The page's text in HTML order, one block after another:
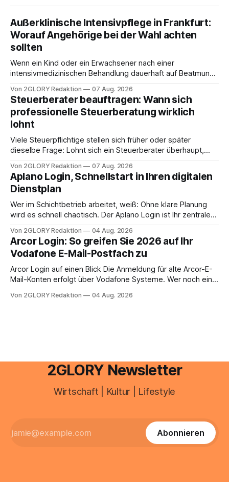
Außerklinische Intensivpflege in Frankfurt:
Worauf Angehörige bei der Wahl achten
sollten
Wenn ein Kind oder ein Erwachsener nach einer
intensivmedizinischen Behandlung dauerhaft auf Beatmung
angewiesen ist, stellt sich für Familien eine schwierige
Frage: Muss die Versorgung dauerhaft in der Klinik bleiben –
oder ist ein Leben zu Hause möglich? Die außerklinische
Intensivpflege bietet genau diese Alternative: Sie
Von 2GLORY Redaktion 07 Aug. 2026
Steuerberater beauftragen: Wann sich
professionelle Steuerberatung wirklich
lohnt
Viele Steuerpflichtige stellen sich früher oder später
dieselbe Frage: Lohnt sich ein Steuerberater überhaupt,
erledigen? Die kurze Antwort: Bei einfachen
Einkommensverhältnissen reicht häufig eine Steuersoftware
aus – sobald jedoch mehrere Einkunftsarten
zusammentreffen oder größere finanzielle Veränderungen
anstehen, zahlt sich professionelle Unterstützung meist
Von 2GLORY Redaktion 07 Aug. 2026
Aplano Login, Schnellstart in Ihren digitalen
Dienstplan
Wer im Schichtbetrieb arbeitet, weiß: Ohne klare Planung
wird es schnell chaotisch. Der Aplano Login ist Ihr zentraler
abwesenheiten und die gesamte kommunikation rund um
Ihr personal digital zu organisieren. In diesem Leitfaden
erfahren Sie alles, was Sie für einen reibungslosen Einstieg
brauchen, von der Registrierung
Von 2GLORY Redaktion 04 Aug. 2026
Arcor Login: So greifen Sie 2026 auf Ihr
Vodafone E-Mail-Postfach zu
Arcor Login auf einen Blick Die Anmeldung für alte Arcor-E-
Mail-Konten erfolgt über Vodafone Systeme. Wer noch eine
besitzt, loggt sich heute über das Vodafone E-Mail & Cloud
Von 2GLORY Redaktion 04 Aug. 2026
2GLORY Newsletter
Wirtschaft | Kultur | Lifestyle
Abonnieren